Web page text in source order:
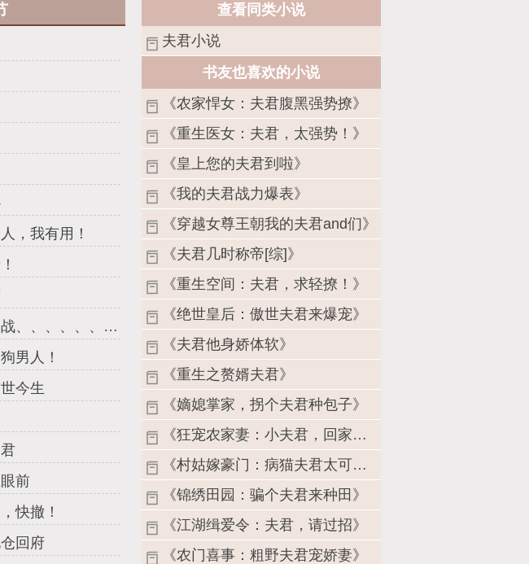
，我有用！
第二十章 谁喊她，战、、、、、、梦梦？
男人！
今生
前
快撤！
回府
查看同类小说
夫君小说
书友也喜欢的小说
《农家悍女：夫君腹黑强势撩》
《重生医女：夫君，太强势！》
《皇上您的夫君到啦》
《我的夫君战力爆表》
《穿越女尊王朝我的夫君and们》
《夫君几时称帝[综]》
《重生空间：夫君，求轻撩！》
《绝世皇后：傲世夫君来爆宠》
《夫君他身娇体软》
《重生之赘婿夫君》
《嫡媳掌家，拐个夫君种包子》
《狂宠农家妻：小夫君，回家种田》
《村姑嫁豪门：病猫夫君太可怕！》
《锦绣田园：骗个夫君来种田》
《江湖缉爱令：夫君，请过招》
《农门喜事：粗野夫君宠娇妻》